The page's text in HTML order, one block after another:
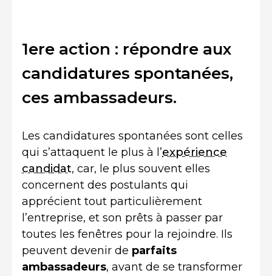
1ere action : répondre aux
candidatures spontanées,
ces ambassadeurs.
Les candidatures spontanées sont celles
qui s’attaquent le plus à l’expérience
candidat, car, le plus souvent elles
concernent des postulants qui
apprécient tout particulièrement
l’entreprise, et son prêts à passer par
toutes les fenêtres pour la rejoindre. Ils
peuvent devenir de parfaits
ambassadeurs, avant de se transformer